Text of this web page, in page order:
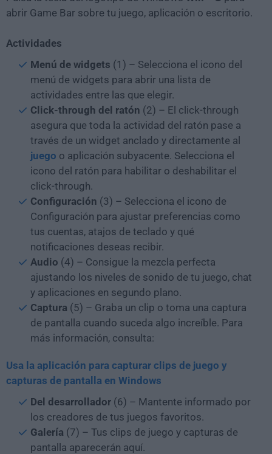
abrir Game Bar sobre tu juego, aplicación o escritorio.
Actividades
Menú de widgets (1) – Selecciona el icono del
menú de widgets para abrir una lista de
actividades entre las que elegir.
Click-through del ratón (2) – El click-through
asegura que toda la actividad del ratón pase a
través de un widget anclado y directamente al
juego o aplicación subyacente. Selecciona el
icono del ratón para habilitar o deshabilitar el
click-through.
Configuración (3) – Selecciona el icono de
Configuración para ajustar preferencias como
tus cuentas, atajos de teclado y qué
notificaciones deseas recibir.
Audio (4) – Consigue la mezcla perfecta
ajustando los niveles de sonido de tu juego, chat
y aplicaciones en segundo plano.
Captura (5) – Graba un clip o toma una captura
de pantalla cuando suceda algo increíble. Para
más información, consulta:
Usa la aplicación para capturar clips de juego y
capturas de pantalla en Windows
Del desarrollador (6) – Mantente informado por
los creadores de tus juegos favoritos.
Galería (7) – Tus clips de juego y capturas de
pantalla aparecerán aquí.